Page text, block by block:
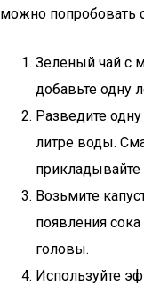
можно попробовать
Зеленый чай с
добавьте одну
Разведите
литре воды.
Возьмите
появления
головы.
Используйте